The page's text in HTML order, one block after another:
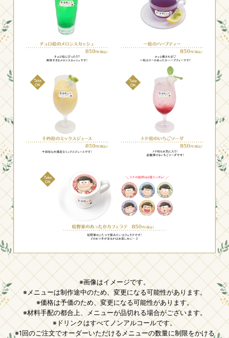
※画像はイメージです。
※メニューは制作途中のため、変更になる可能性があります。
※価格は予価のため、変更になる可能性があります。
※材料手配の都合上、メニューが品切れる場合がございます。
※ドリンクはすべてノンアルコールです。
※1回のご注文でオーダーいただけるメニューの数量に制限をかける